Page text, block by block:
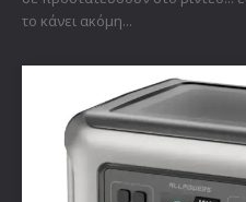
το κάνει ακόμη...